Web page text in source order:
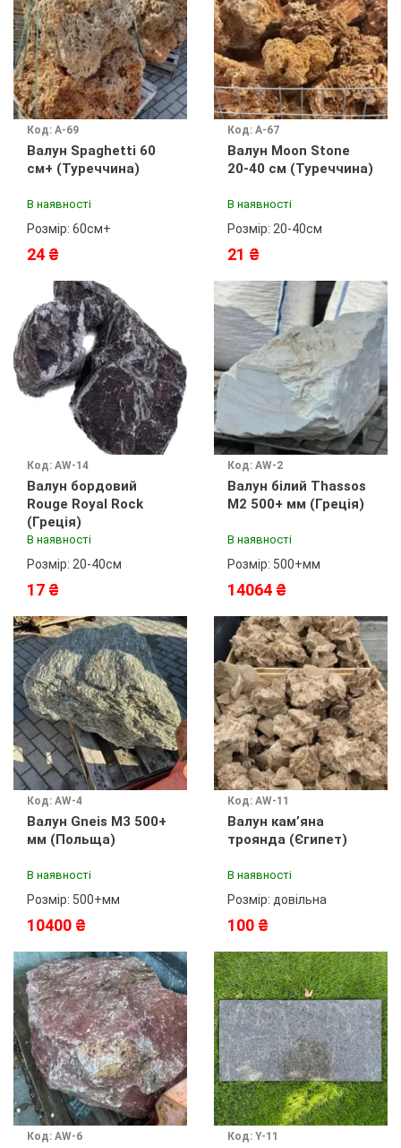
Код: A-69
Валун Spaghetti 60
см+ (Туреччина)
В наявності
Розмір: 60см+
24 ₴
Код: A-67
Валун Moon Stone
20-40 см (Туреччина)
В наявності
Розмір: 20-40см
21 ₴
Код: AW-14
Валун бордовий
Rouge Royal Rock
(Греція)
В наявності
Розмір: 20-40см
17 ₴
Код: AW-2
Валун білий Thassos
М2 500+ мм (Греція)
В наявності
Розмір: 500+мм
14064 ₴
Код: AW-4
Валун Gneis М3 500+
мм (Польща)
В наявності
Розмір: 500+мм
10400 ₴
Код: AW-11
Валун кам’яна
троянда (Єгипет)
В наявності
Розмір: довільна
100 ₴
Код: AW-6 Код: Y-11